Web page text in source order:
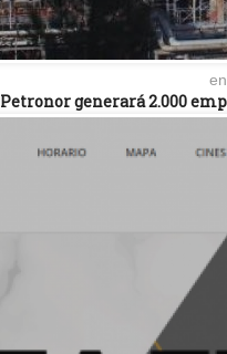
Petronor generará 2.000